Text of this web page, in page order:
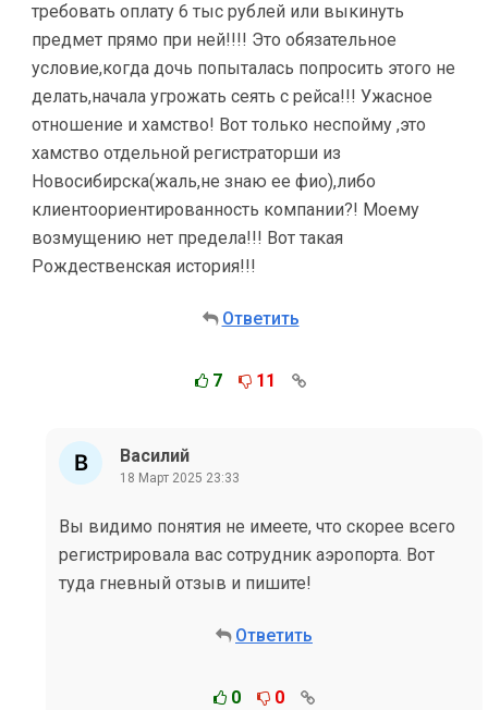
требовать оплату 6 тыс рублей или выкинуть
предмет прямо при ней!!!! Это обязательное
условие,когда дочь попыталась попросить этого не
делать,начала угрожать сеять с рейса!!! Ужасное
отношение и хамство! Вот только неспойму ,это
хамство отдельной регистраторши из
Новосибирска(жаль,не знаю ее фио),либо
клиентоориентированность компании?! Моему
возмущению нет предела!!! Вот такая
Рождественская история!!!
Ответить
7 11
Василий
18 Март 2025 23:33
Вы видимо понятия не имеете, что скорее всего
регистрировала вас сотрудник аэропорта. Вот
туда гневный отзыв и пишите!
Ответить
0 0